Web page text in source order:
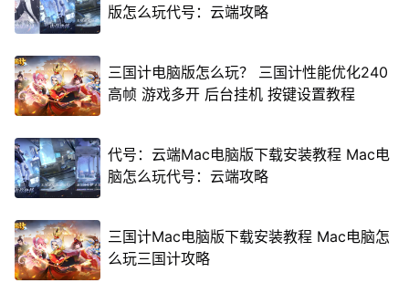
版怎么玩代号：云端攻略
三国计电脑版怎么玩？ 三国计性能优化240
高帧 游戏多开 后台挂机 按键设置教程
代号：云端Mac电脑版下载安装教程 Mac电
脑怎么玩代号：云端攻略
三国计Mac电脑版下载安装教程 Mac电脑怎
么玩三国计攻略